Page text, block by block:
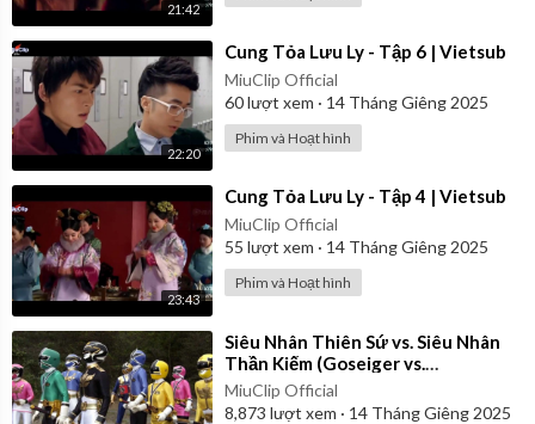
21:42
22:20
⁣Cung Tỏa Lưu Ly - Tập 6 | Vietsub
MiuClip Official
60lượt xem · 14 Tháng Giêng 2025
Phim và Hoạt hình
23:43
⁣Cung Tỏa Lưu Ly - Tập 4 | Vietsub
MiuClip Official
55 lượt xem · 14 Tháng Giêng 2025
Phim và Hoạt hình
⁣Siêu Nhân Thiên Sứ vs. Siêu Nhân
Thần Kiếm (Goseiger vs.
Shinkenger) | Vietsub
MiuClip Official
8,873 lượt xem · 14 Tháng Giêng 2025